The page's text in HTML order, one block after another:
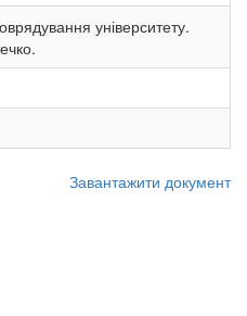
університету.
Завантажити документ